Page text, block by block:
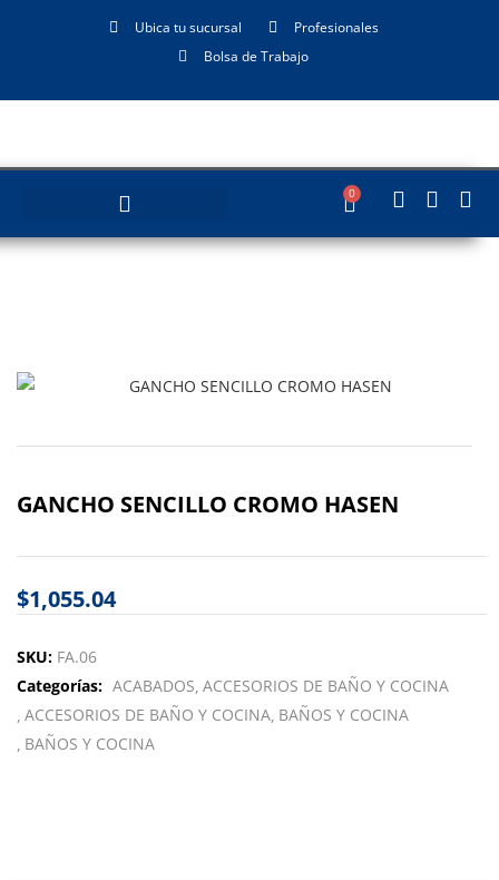
Ubica tu sucursal
Profesionales
Bolsa de Trabajo
0
GANCHO SENCILLO CROMO HASEN
$1,055.04
SKU: FA.06
Categorías: ACABADOS ACCESORIOS DE BAÑO Y COCINA
ACCESORIOS DE BAÑO Y COCINA BAÑOS Y COCINA
BAÑOS Y COCINA